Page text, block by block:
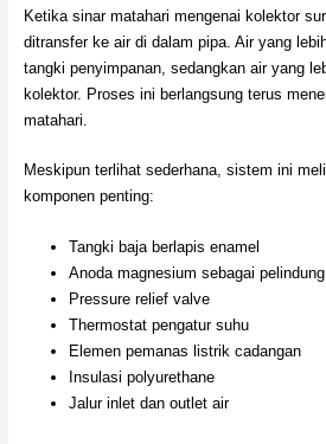
Ketika sinar matahari mengenai kolektor
ditransfer ke air di dalam pipa. Air yang
tangki penyimpanan, sedangkan air yang
kolektor. Proses ini berlangsung terus
matahari.
Meskipun terlihat sederhana, sistem ini
komponen penting:
Tangki baja berlapis enamel
Anoda magnesium sebagai
Pressure relief valve
Thermostat pengatur suhu
Elemen pemanas listrik cadangan
Insulasi polyurethane
Jalur inlet dan outlet air